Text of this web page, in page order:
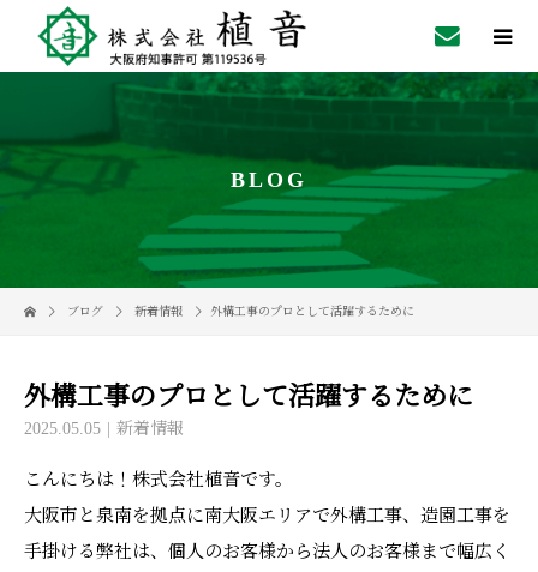
BLOG
ブログ 新着情報 外構工事のプロとして活躍するために
外構工事のプロとして活躍するために
2025.05.05 新着情報
こんにちは！株式会社植音です。
大阪市と泉南を拠点に南大阪エリアで外構工事、造園工事を
手掛ける弊社は、個人のお客様から法人のお客様まで幅広く